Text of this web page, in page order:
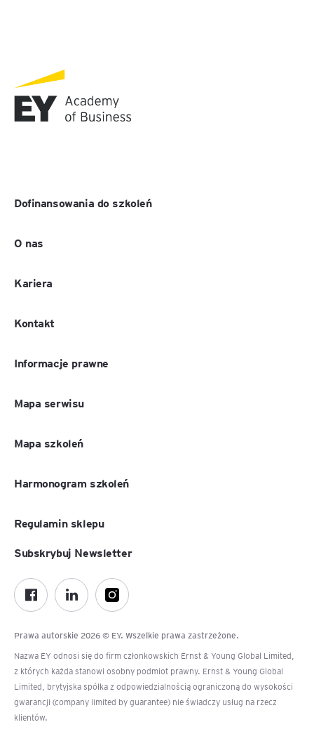
Dofinansowania do szkoleń
O nas
Kariera
Kontakt
Informacje prawne
Mapa serwisu
Mapa szkoleń
Harmonogram szkoleń
Regulamin sklepu
Prawa autorskie 2026 © EY. Wszelkie prawa zastrzeżone.
Nazwa EY odnosi się do firm członkowskich Ernst & Young Global Limited,
z których każda stanowi osobny podmiot prawny. Ernst & Young Global
Limited, brytyjska spółka z odpowiedzialnością ograniczoną do wysokości
gwarancji (company limited by guarantee) nie świadczy usług na rzecz
klientów.
Subskrybuj Newsletter